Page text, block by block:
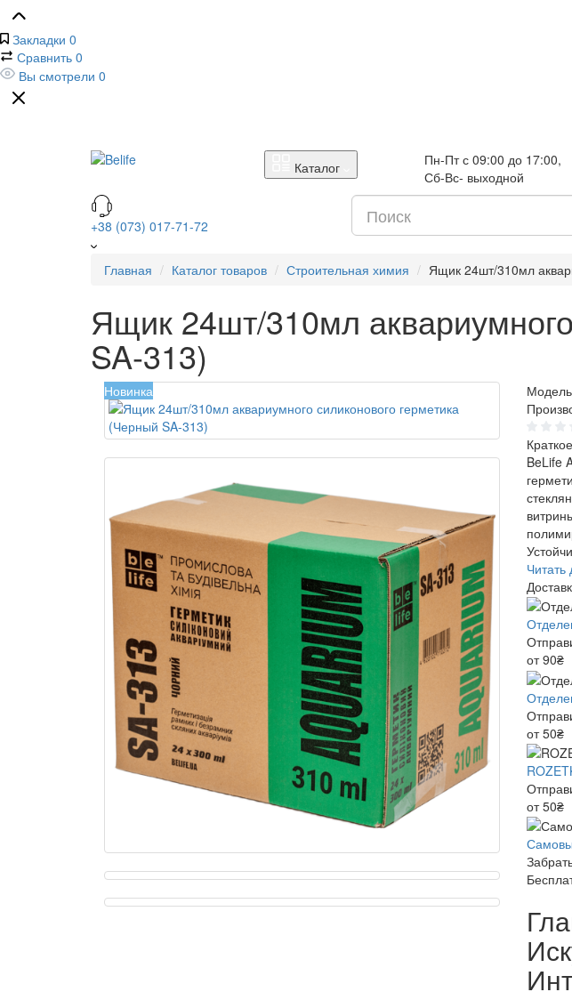
Закладки 0
Сравнить 0
Вы смотрели 0
Каталог
Пн-Пт с 09:00 до 17:00,
Сб-Вс- выходной
+38 (073) 017-71-72
Главная Каталог товаров Строительная химия Ящик 24шт/310мл
Ящик 24шт/310мл
SA-313)
Новинка
BeLife
Читать
от 90₴
от 50₴
от 50₴